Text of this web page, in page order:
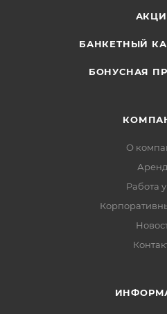
БАНКЕТНЫЙ
БОНУСНАЯ
О
Работа